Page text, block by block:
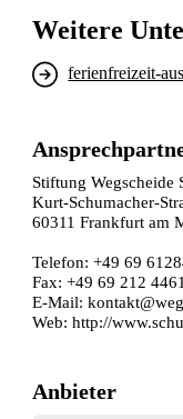
Weitere
ferienfreizeit-
Stiftung Wegscheide
Kurt-Schumacher-
60311 Frankfurt am
Telefon: +49 69
Fax: +49 69 212
E-Mail:
Web:http://
Anbieter